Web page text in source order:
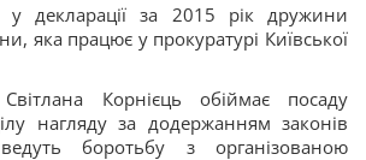
декларації за 2015 рік дружини
яка працює у прокуратурі Київської
Корнієць обіймає посаду
нагляду за додержанням законів
боротьбу з організованою